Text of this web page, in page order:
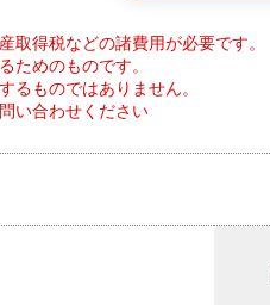
得税などの諸費用が必要です。
ためのものです。
るものではありません。
い合わせください